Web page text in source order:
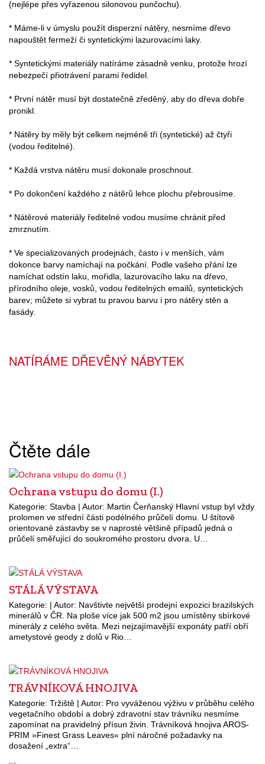
(nejlépe přes vyřazenou silonovou punčochu).
* Máme-li v úmyslu použít disperzní nátěry, nesmíme dřevo
napouštět fermeží či syntetickými lazurovacími laky.
* Syntetickými materiály natíráme zásadně venku, protože hrozí
nebezpečí přiotrávení parami ředidel.
* První nátěr musí být dostatečně zředěný, aby do dřeva dobře
pronikl.
* Nátěry by měly být celkem nejméně tři (syntetické) až čtyři
(vodou ředitelné).
* Každá vrstva nátěru musí dokonale proschnout.
* Po dokončení každého z nátěrů lehce plochu přebrousíme.
* Nátěrové materiály ředitelné vodou musíme chránit před
zmrznutím.
* Ve specializovaných prodejnách, často i v menších, vám
dokonce barvy namíchají na počkání. Podle vašeho přání lze
namíchat odstín laku, mořidla, lazurovacího laku na dřevo,
přírodního oleje, vosků, vodou ředitelných emailů, syntetických
barev; můžete si vybrat tu pravou barvu i pro nátěry stěn a
fasády.
NATÍRÁME DŘEVĚNÝ NÁBYTEK
Čtěte dále
Ochrana vstupu do domu (I.)
Kategorie: Stavba | Autor: Martin Čerňanský Hlavní vstup byl vždy
prolomen ve střední části podélného průčelí domu. U štítově
orientované zástavby se v naprosté většině případů jedná o
průčelí směřující do soukromého prostoru dvora. U…
STÁLÁ VÝSTAVA
Kategorie: | Autor: Navštivte největší prodejní expozici brazilských
minerálů v ČR. Na ploše více jak 500 m2 jsou umístěny sbírkové
minerály z celého světa. Mezi nejzajímavější exponáty patří obří
ametystové geody z dolů v Rio…
TRÁVNÍKOVÁ HNOJIVA
Kategorie: Tržiště | Autor: Pro vyváženou výživu v průběhu celého
vegetačního období a dobrý zdravotní stav trávníku nesmíme
zapomínat na pravidelný přísun živin. Trávníková hnojiva AROS-
PRIM »Finest Grass Leaves« plní náročné požadavky na
dosažení „extra“…